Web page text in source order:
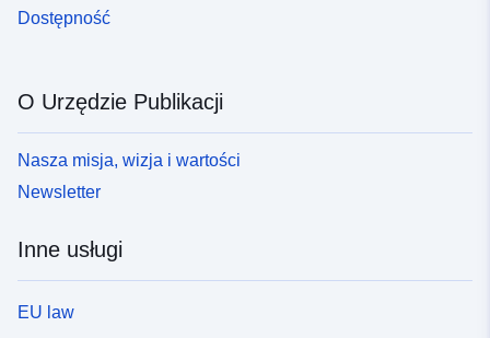
Dostępność
O Urzędzie Publikacji
Nasza misja, wizja i wartości
Newsletter
Inne usługi
EU law